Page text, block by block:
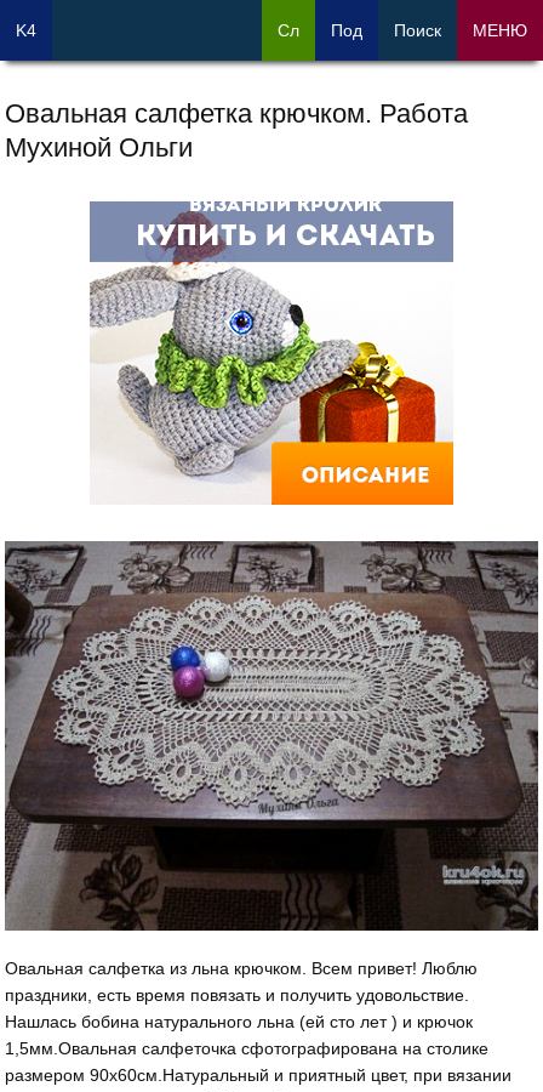
Овальная салфетка крючком. Работа
Мухиной Ольги
Овальная салфетка из льна крючком. Всем привет! Люблю
праздники, есть время повязать и получить удовольствие.
Нашлась бобина натурального льна (ей сто лет ) и крючок
1,5мм.Овальная салфеточка сфотографирована на столике
размером 90х60см.Натуральный и приятный цвет, при вязании
K4 Сл Под Поиск МЕНЮ